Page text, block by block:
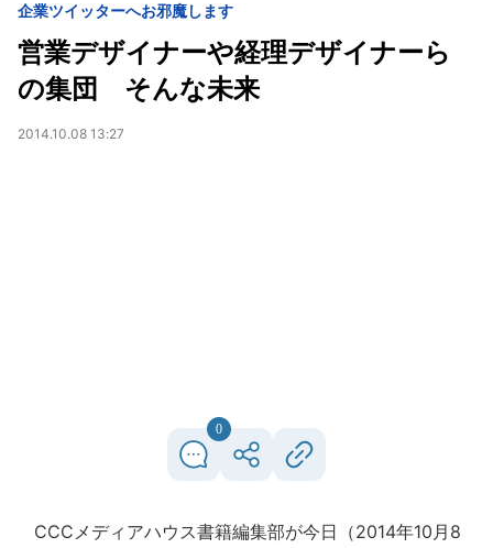
企業ツイッターへお邪魔します
営業デザイナーや経理デザイナーら
の集団 そんな未来
2014.10.08 13:27
0
CCCメディアハウス書籍編集部が今日（2014年10月8